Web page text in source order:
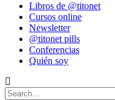
Libros de @titonet
Cursos online
Newsletter
@titonet pills
Conferencias
Quién soy